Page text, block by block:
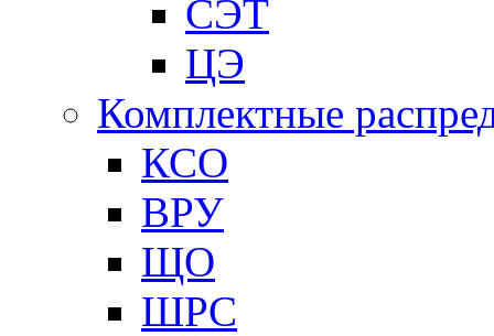
СЭТ
ЦЭ
Комплектные
КСО
ВРУ
ЩО
ШРС